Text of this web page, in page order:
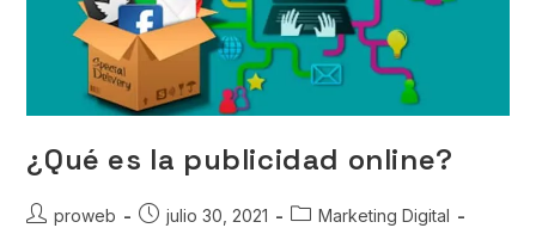
¿Qué es la publicidad online?
proweb julio 30, 2021
Marketing Digital